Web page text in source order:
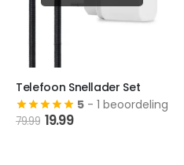
Telefoon Snellader Set
5 - 1 beoordeling
79.99 Oorspronkelijke
19.99Huidige